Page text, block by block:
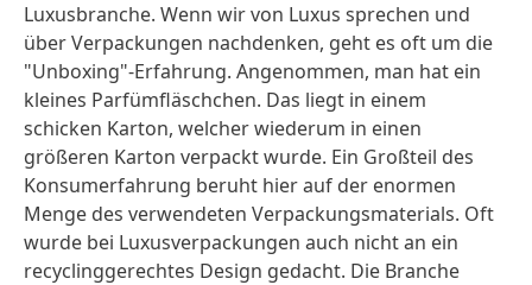
Luxusbranche. Wenn wir von Luxus sprechen und
über Verpackungen nachdenken, geht es oft um die
"Unboxing"-Erfahrung. Angenommen, man hat ein
kleines Parfümfläschchen. Das liegt in einem
schicken Karton, welcher wiederum in einen
größeren Karton verpackt wurde. Ein Großteil des
Konsumerfahrung beruht hier auf der enormen
Menge des verwendeten Verpackungsmaterials. Oft
wurde bei Luxusverpackungen auch nicht an ein
recyclinggerechtes Design gedacht. Die Branche